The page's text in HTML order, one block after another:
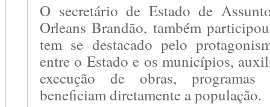
O secretário de Estado de
Orleans Brandão, também
tem se destacado pelo
entre o Estado e os municípios,
execução de obras,
beneficiam diretamente a população.